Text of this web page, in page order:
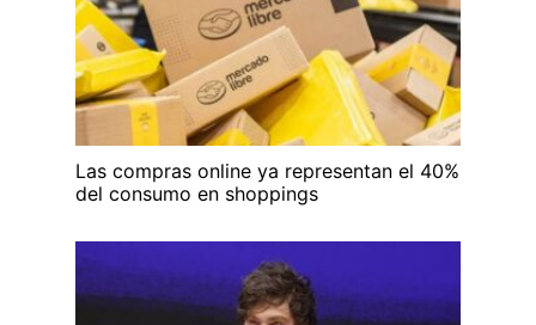
Las compras online ya representan el 40%
del consumo en shoppings